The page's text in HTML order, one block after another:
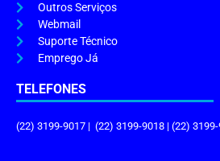
Outros Serviços
Webmail
Suporte Técnico
Emprego Já
TELEFONES
(22) 3199-9017 | (22) 3199-9018 | (22)